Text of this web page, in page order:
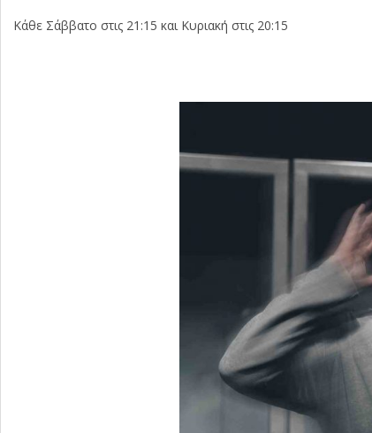
Κάθε Σάββατο στις 21:15 και Κυριακή στις 20:15